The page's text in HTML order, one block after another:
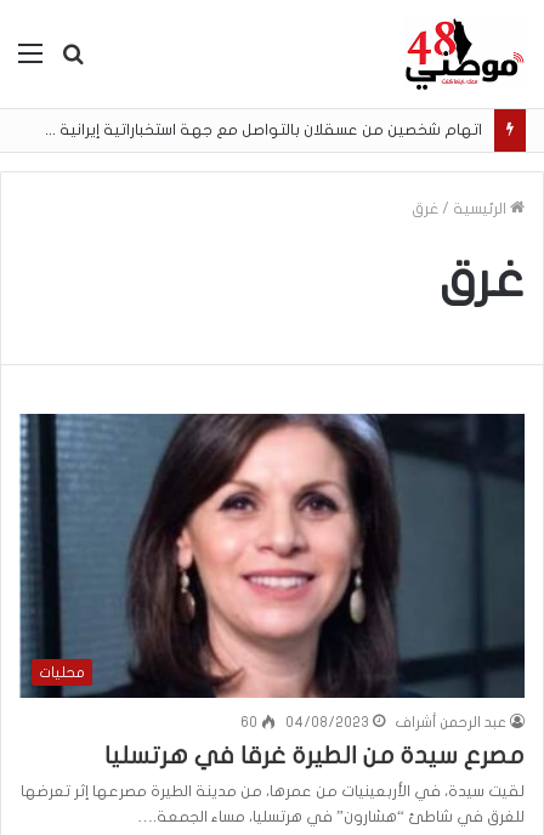
بحث
الرئيسية / غرق
غرق
محليات
عبد الرحمن أشراف 04/08/2023
60
مصرع سيدة من الطيرة غرقا في هرتسليا
لقيت سيدة، في الأربعينيات من عمرها، من مدينة الطيرة مصرعها إثر تعرضها
للغرق في شاطئ “هشارون” في هرتسليا، مساء الجمعة.…